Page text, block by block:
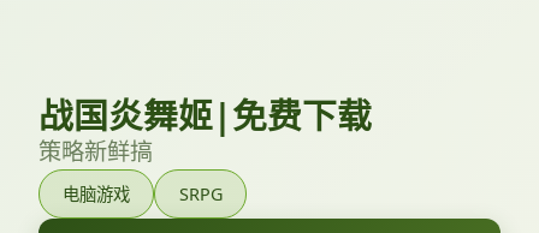
战国炎舞姬|免费下载
策略新鲜搞
电脑游戏 SRPG